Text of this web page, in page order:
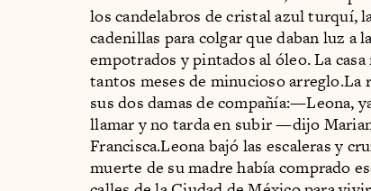
los candelabros de cristal azul turquí,
cadenillas para colgar que daban luz a
empotrados y pintados al óleo. La
tantos meses de minucioso arreglo.La
sus dos damas de compañía:—Leona,
llamar y no tarda en subir —dijo
Francisca.Leona bajó las escaleras y
muerte de su madre había comprado